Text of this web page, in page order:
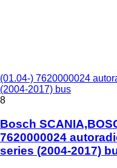
(01.04-) 7620000024
(2004-2017) bus
8
Bosch
7620000024
series (2004-2017)